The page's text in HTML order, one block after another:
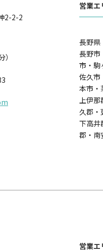
2-2-2
営業エ
長野県
長野市
市・駒
佐久市
本市・
上伊那
久郡・
下高井
郡・南
営業エ